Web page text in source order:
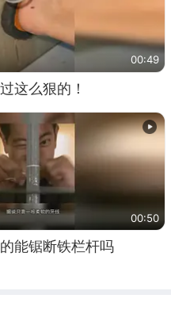
00:49
这么狠的！
00:50
能锯断铁栏杆吗